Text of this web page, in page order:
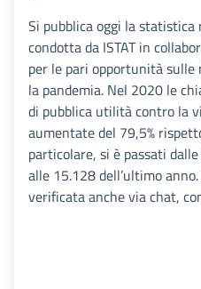
Si pubblica oggi la statistica
condotta da ISTAT in
per le pari opportunità
la pandemia. Nel 2020 le
di pubblica utilità contro la
aumentate del 79,5%
particolare, si è passati
alle 15.128 dell’ultimo
verificata anche via chat,